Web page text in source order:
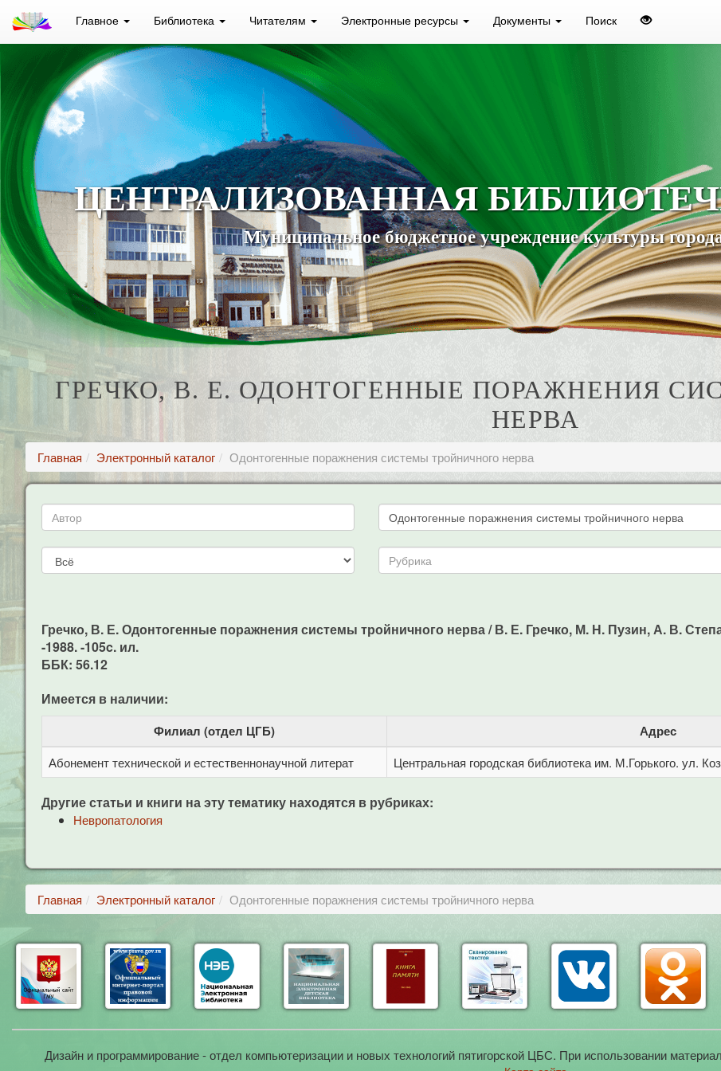
Главное Библиотека Читателям Электронные ресурсы Документы Поиск
ЦЕНТРАЛИЗОВАННАЯ
Муниципальное бюджетное учреждение культуры
ГРЕЧКО, В. Е. ОДОНТОГЕННЫЕ ПОРАЖНЕНИЯ
НЕРВА
Главная Электронный каталог Одонтогенные поражнения системы тройничного нерва
Гречко, В. Е. Одонтогенные поражнения системы тройничного нерва / В. Е. Гречко, М. Н. Пузин, А. В.
-1988. -105c. ил.
ББК: 56.12
Имеется в наличии:
Филиал (отдел ЦГБ) Адрес
Абонемент технической и естественнонаучной литерат Центральная городская библиотека им. М.Горького. ул.
Другие статьи и книги на эту тематику находятся в рубриках:
Невропатология
Главная Электронный каталог Одонтогенные поражнения системы тройничного нерва
Дизайн и программирование - отдел компьютеризации и новых технологий пятигорской ЦБС. При использовании